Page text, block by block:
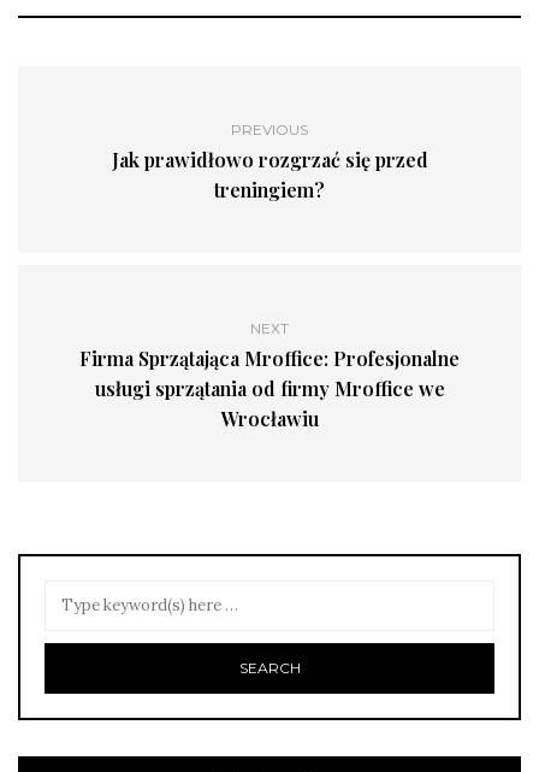
PREVIOUS
Jak prawidłowo rozgrzać się przed
treningiem?
NEXT
Firma Sprzątająca Mroffice: Profesjonalne
usługi sprzątania od firmy Mroffice we
Wrocławiu